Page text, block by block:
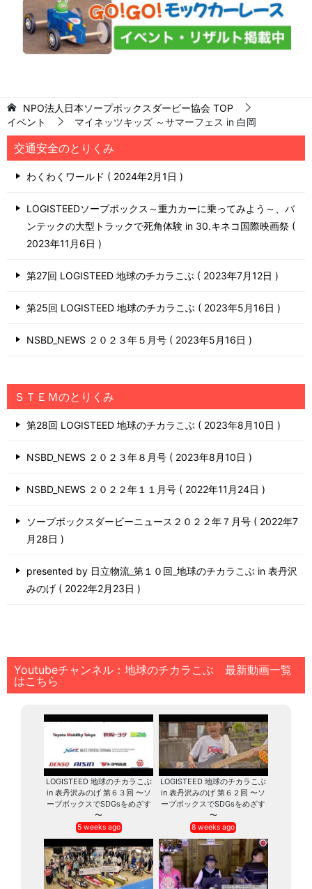
NPO法人日本ソープボックスダービー協会 TOP
イベント
マイネッツキッズ ～サマーフェス in 白岡
交通安全のとりくみ
わくわくワールド 2024年2月1日
LOGISTEEDソープボックス～重力カーに乗ってみよう～、バ
ンテックの大型トラックで死角体験 in 30.キネコ国際映画祭
2023年11月6日
第27回 LOGISTEED 地球のチカラこぶ 2023年7月12日
第25回 LOGISTEED 地球のチカラこぶ 2023年5月16日
NSBD_NEWS ２０２３年５月号 2023年5月16日
ＳＴＥＭのとりくみ
第28回 LOGISTEED 地球のチカラこぶ 2023年8月10日
NSBD_NEWS ２０２３年８月号 2023年8月10日
NSBD_NEWS ２０２２年１１月号 2022年11月24日
ソープボックスダービーニュース２０２２年７月号
2022年7
月28日
presented by 日立物流_第１０回_地球のチカラこぶ in 表丹沢
みのげ
2022年2月23日
Youtubeチャンネル：地球のチカラこぶ 最新動画一覧
はこちら
LOGISTEED 地球のチカラこぶ
in 表丹沢みのげ 第６３回 〜ソ
ープボックスでSDGsをめざす
〜
5 weeks ago
LOGISTEED 地球のチカラこぶ
in 表丹沢みのげ 第６２回 〜ソ
ープボックスでSDGsをめざす
〜
8 weeks ago